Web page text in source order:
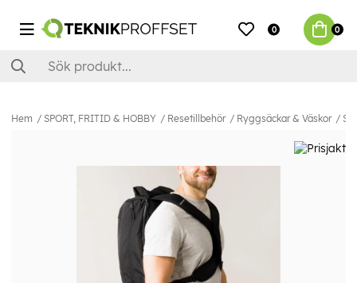
0 0
Hem SPORT, FRITID & HOBBY Resetillbehör Ryggsäckar & Väskor